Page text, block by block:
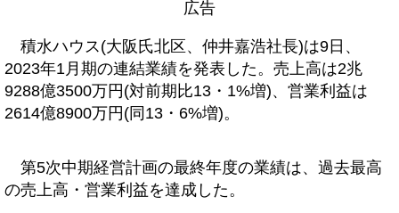
広告
積水ハウス(大阪氏北区、仲井嘉浩社長)は9日、
2023年1月期の連結業績を発表した。売上高は2兆
9288億3500万円(対前期比13・1%増)、営業利益は
2614億8900万円(同13・6%増)。
第5次中期経営計画の最終年度の業績は、過去最高
の売上高・営業利益を達成した。